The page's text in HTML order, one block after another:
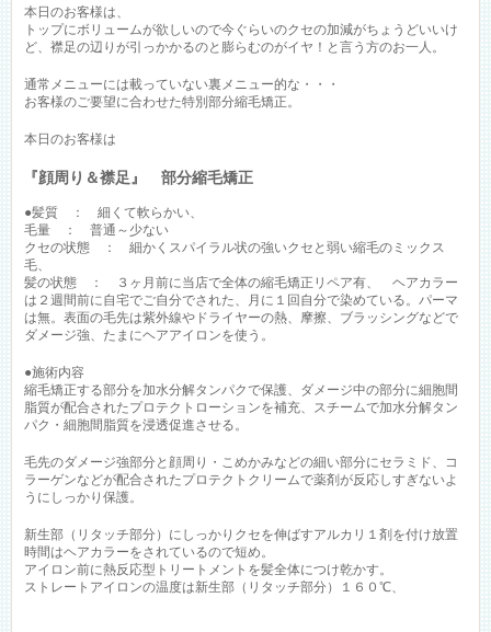
本日のお客様は、
トップにボリュームが欲しいので今ぐらいのクセの加減がちょうどいいけ
ど、襟足の辺りが引っかかるのと膨らむのがイヤ！と言う方のお一人。
通常メニューには載っていない裏メニュー的な・・・
お客様のご要望に合わせた特別部分縮毛矯正。
本日のお客様は
『顔周り＆襟足』 部分縮毛矯正
●髪質 ： 細くて軟らかい、
毛量 ： 普通～少ない
クセの状態 ： 細かくスパイラル状の強いクセと弱い縮毛のミックス
毛、
髪の状態 ： ３ヶ月前に当店で全体の縮毛矯正リペア有、 ヘアカラー
は２週間前に自宅でご自分でされた、月に１回自分で染めている。パーマ
は無。表面の毛先は紫外線やドライヤーの熱、摩擦、ブラッシングなどで
ダメージ強、たまにヘアアイロンを使う。
●施術内容
縮毛矯正する部分を加水分解タンパクで保護、ダメージ中の部分に細胞間
脂質が配合されたプロテクトローションを補充、スチームで加水分解タン
パク・細胞間脂質を浸透促進させる。
毛先のダメージ強部分と顔周り・こめかみなどの細い部分にセラミド、コ
ラーゲンなどが配合されたプロテクトクリームで薬剤が反応しすぎないよ
うにしっかり保護。
新生部（リタッチ部分）にしっかりクセを伸ばすアルカリ１剤を付け放置
時間はヘアカラーをされているので短め。
アイロン前に熱反応型トリートメントを髪全体につけ乾かす。
ストレートアイロンの温度は新生部（リタッチ部分）１６０℃、